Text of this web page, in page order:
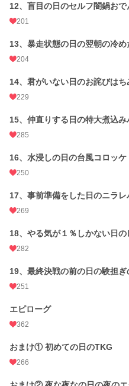
12、盲目の日のセルフ闇鍋おで
201
13、暴走状態の日の翌朝の冷
204
14、君がいない日のお詫びはち
229
15、仲直りする日の特大煮込
285
16、水浸しの日の台風コロッケ
250
17、事前準備をした日のニラレ
269
18、やる気が１％しかない日
282
19、最終決戦の前の日の験担
251
エピローグ
362
おまけ① 初めての日のTKG
266